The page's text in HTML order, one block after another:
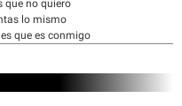
que no quiero
lo mismo
que es conmigo